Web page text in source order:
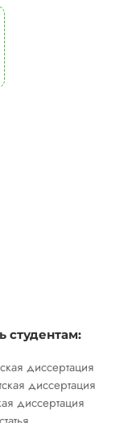
студентам:
диссертация
диссертация
диссертация